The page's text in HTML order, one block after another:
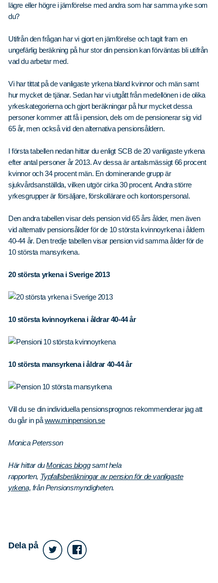
lägre eller högre i jämförelse med andra som har samma yrke som
du?
Utifrån den frågan har vi gjort en jämförelse och tagit fram en
ungefärlig beräkning på hur stor din pension kan förväntas bli utifrån
vad du arbetar med.
Vi har tittat på de vanligaste yrkena bland kvinnor och män samt
hur mycket de tjänar. Sedan har vi utgått från medellönen i de olika
yrkeskategorierna och gjort beräkningar på hur mycket dessa
personer kommer att få i pension, dels om de pensionerar sig vid
65 år, men också vid den alternativa pensionsåldern.
I första tabellen nedan hittar du enligt SCB de 20 vanligaste yrkena
efter antal personer år 2013. Av dessa är antalsmässigt 66 procent
kvinnor och 34 procent män. En dominerande grupp är
sjukvårdsanställda, vilken utgör cirka 30 procent. Andra större
yrkesgrupper är försäljare, förskollärare och kontorspersonal.
Den andra tabellen visar dels pension vid 65 års ålder, men även
vid alternativ pensionsålder för de 10 största kvinnoyrkena i åldern
40-44 år. Den tredje tabellen visar pension vid samma ålder för de
10 största mansyrkena.
20 största yrkena i Sverige 2013
10 största kvinnoyrkena i åldrar 40-44 år
10 största mansyrkena i åldrar 40-44 år
Vill du se din individuella pensionsprognos rekommenderar jag att
du går in påwww.minpension.se
Monica Petersson
Här hittar duMonicas bloggsamt hela
rapporten, Typfallsberäkningar av pension för de vanligaste
yrkena, från Pensionsmyndigheten.
Dela på